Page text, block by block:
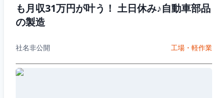
も月収31万円が叶う！ 土日休み♪自動車部品
の製造
社名非公開 工場・軽作業